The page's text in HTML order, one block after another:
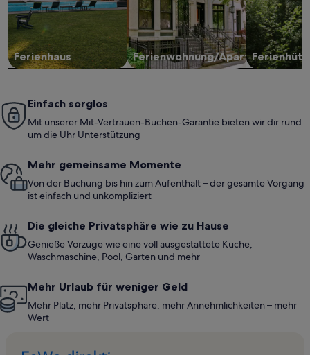
Ferienhaus Ferienwohnung/Apartment
Einfach sorglos
Mit unserer Mit-Vertrauen-Buchen-Garantie bieten wir dir rund
um die Uhr Unterstützung
Mehr gemeinsame Momente
Von der Buchung bis hin zum Aufenthalt – der gesamte Vorgang
ist einfach und unkompliziert
Die gleiche Privatsphäre wie zu Hause
Genieße Vorzüge wie eine voll ausgestattete Küche,
Waschmaschine, Pool, Garten und mehr
Mehr Urlaub für weniger Geld
Mehr Platz, mehr Privatsphäre, mehr Annehmlichkeiten – mehr
Wert